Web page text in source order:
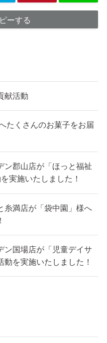
ーする
献活動
たくさんのお菓子をお届
ン郡山店が「ほっと福祉
実施いたしました！
糸満店が「袋中園」様へ
ン国場店が「児童デイサ
を実施いたしました！